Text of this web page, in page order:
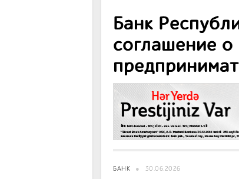
Банк
соглашение
БАНК 30.06.2026